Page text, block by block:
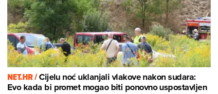
NET.HR /Cijelu noć uklanjali vlakove nakon sudara:
Evo kada bi promet mogao biti ponovno uspostavljen